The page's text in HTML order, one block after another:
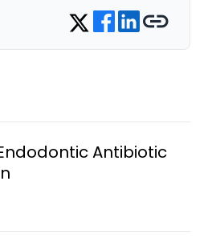
Share on Twitter
Share on Facebook
Share on LinkedIn
Copy link
Antibiotic